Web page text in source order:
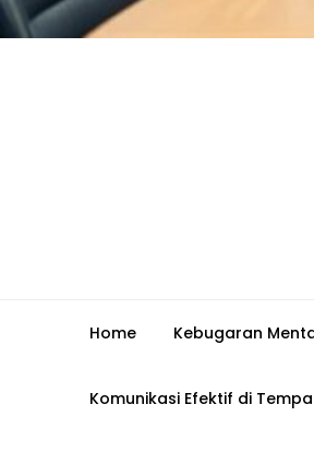
Home Kebugaran
Komunikasi Efektif di